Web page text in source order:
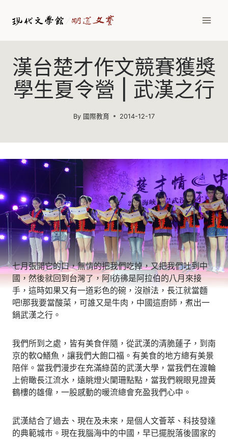
漢台楚才作文競賽獲獎
學生夏令營 | 武漢之行
By 國際教育 2014-12-17
七月張開它的口，無情的把我們吃掉，又把我們吐到中
國，然後就回到台灣了，阿!彷彿是阿拉伯的八月來接
手，這時如果又有一道彩色的碗，沒辦法，長江就當麵
吧!那我要當酸菜，可誰又是牛肉，中國這廚師，煮出一
鍋武漢之行。
我們所到之處，皆有美食伴隨，從武漢的清脆蓮子，到南
京的軟Q鱔魚，讓我們大飽口福。有美食的地方總有美景
陪伴。當我們漫步在充滿綠茵的武漢大學，當我們在渡輪
上俯瞰長江流水，遠眺燈火闌珊點點，當我們親眼見證黃
鶴樓的雄偉，一股感動的暖流總會充盈我們心中。
武漢結合了過去、現在及未來，是個人文薈萃、科技發達
的典範城市。現在我腦海中的中國，早已擺脫落後國家的